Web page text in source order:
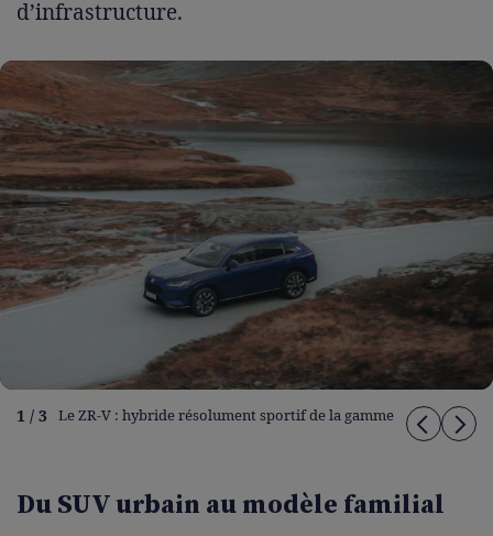
d’infrastructure.
1 / 3 Le ZR-V : hybride résolument sportif de la gamme
Du SUV urbain au modèle familial